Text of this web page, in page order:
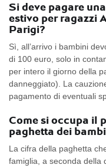
Si deve pagare
estivo per ragazzi
Parigi?
Sì, all’arrivo i bambini
di 100 euro, solo in
per intero il giorno della
danneggiato). La
pagamento di eventuali
Come si occupa il
paghetta dei
La cifra della paghetta
famiglia, a seconda della